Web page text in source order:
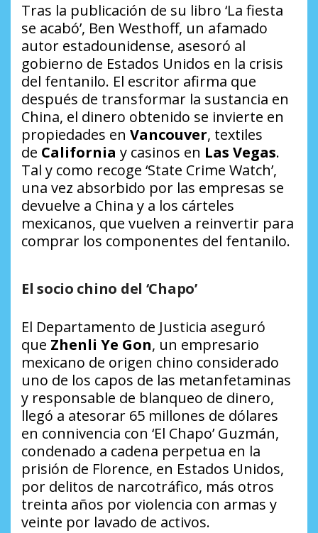
Tras la publicación de su libro ‘La fiesta
se acabó’, Ben Westhoff, un afamado
autor estadounidense, asesoró al
gobierno de Estados Unidos en la crisis
del fentanilo. El escritor afirma que
después de transformar la sustancia en
China, el dinero obtenido se invierte en
propiedades en Vancouver, textiles
de California y casinos en Las Vegas.
Tal y como recoge ‘State Crime Watch’,
una vez absorbido por las empresas se
devuelve a China y a los cárteles
mexicanos, que vuelven a reinvertir para
comprar los componentes del fentanilo.
El socio chino del ‘Chapo’
El Departamento de Justicia aseguró
que Zhenli Ye Gon, un empresario
mexicano de origen chino considerado
uno de los capos de las metanfetaminas
y responsable de blanqueo de dinero,
llegó a atesorar 65 millones de dólares
en connivencia con ‘El Chapo’ Guzmán,
condenado a cadena perpetua en la
prisión de Florence, en Estados Unidos,
por delitos de narcotráfico, más otros
treinta años por violencia con armas y
veinte por lavado de activos.